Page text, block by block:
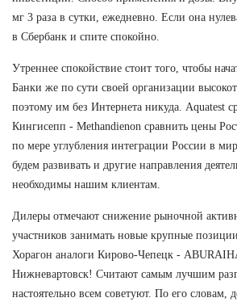
мг 3 раза в сутки, ежедневно. Если она
в Сбербанк и спите спокойно.
Утреннее спокойствие стоит того, чтобы
Банки же по сути своей организации
поэтому им без Интернета никуда. Aquatest
Кингисепп - Methandienon сравнить цены
по мере углубления интеграции России в
будем развивать и другие направления
необходимы нашим клиентам.
Дилеры отмечают снижение рыночной
участников занимать новые крупные
Хорагон аналоги Кирово-Чепецк -
Нижневартовск! Считают самым лучшим
настоятельно всем советуют. По его словам,